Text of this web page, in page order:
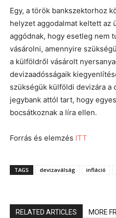
Egy, a török bankszektorhoz
helyzet aggodalmat keltett az
aggódnak, hogy esetleg nem
vásárolni, amennyire
a külföldről vásárolt
devizaadósságaik
szükségük külföldi devizára a
jegybank attól tart, hogy
bocsátkoznak a líra ellen.
Forrás és elemzés ITT
TAGS devizaválság infláció
RELATED ARTICLES MORE